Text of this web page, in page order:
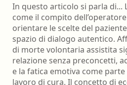
In questo articolo si parla di...
come il compito
orientare le scelte del
spazio di dialogo autentico.
di morte volontaria assistita
relazione senza preconcetti,
e la fatica emotiva come
lavoro di cura. Il concetto di